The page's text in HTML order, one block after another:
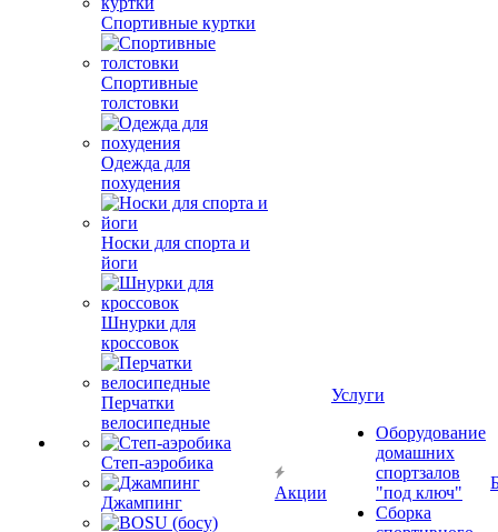
Спортивные куртки
Спортивные
толстовки
Одежда для
похудения
Носки для спорта и
йоги
Шнурки для
кроссовок
Перчатки
велосипедные
Степ-аэробика
Джампинг
Акции
Услуги
Оборудование
домашних
спортзалов
"под ключ"
Сборка